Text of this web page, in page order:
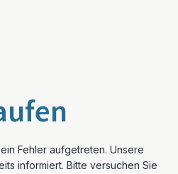
Fehler aufgetreten. Unsere
informiert. Bitte versuchen Sie